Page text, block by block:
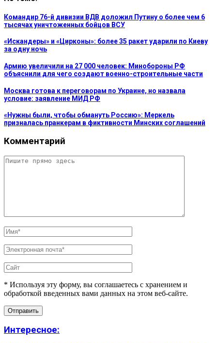
Командир 76-й дивизии ВДВ доложил Путину о более чем 6
тысячах уничтоженных бойцов ВСУ
«Искандеры» и «Цирконы»: более 35 ракет ударили по Киеву
за одну ночь
Армию увеличили на 27 000 человек: Минобороны РФ
объяснили для чего создают военно-строительные части
Москва готова к переговорам по Украине, но назвала
условие: заявление МИД РФ
«Нужны были, чтобы обмануть Россию»: Меркель
призналась пранкерам в фиктивности Минских соглашений
Комментарий
* Используя эту форму, вы соглашаетесь с хранением и
обработкой введенных вами данных на этом веб-сайте.
Интересное: